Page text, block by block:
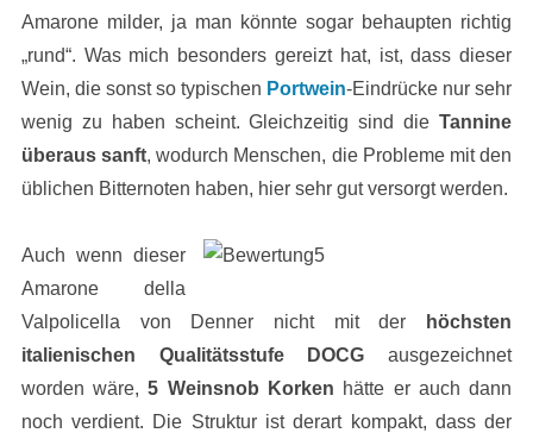
Amarone milder, ja man könnte sogar behaupten richtig
„rund“. Was mich besonders gereizt hat, ist, dass dieser
Wein, die sonst so typischen Portwein-Eindrücke nur sehr
wenig zu haben scheint. Gleichzeitig sind dieTannine
überaus sanft, wodurch Menschen, die Probleme mit den
üblichen Bitternoten haben, hier sehr gut versorgt werden.
Auch wenn dieser
Amarone della
Valpolicella von Denner nicht mit der
höchsten
italienischen Qualitätsstufe DOCG ausgezeichnet
worden wäre,5 Weinsnob Korken hätte er auch dann
noch verdient. Die Struktur ist derart kompakt, dass der